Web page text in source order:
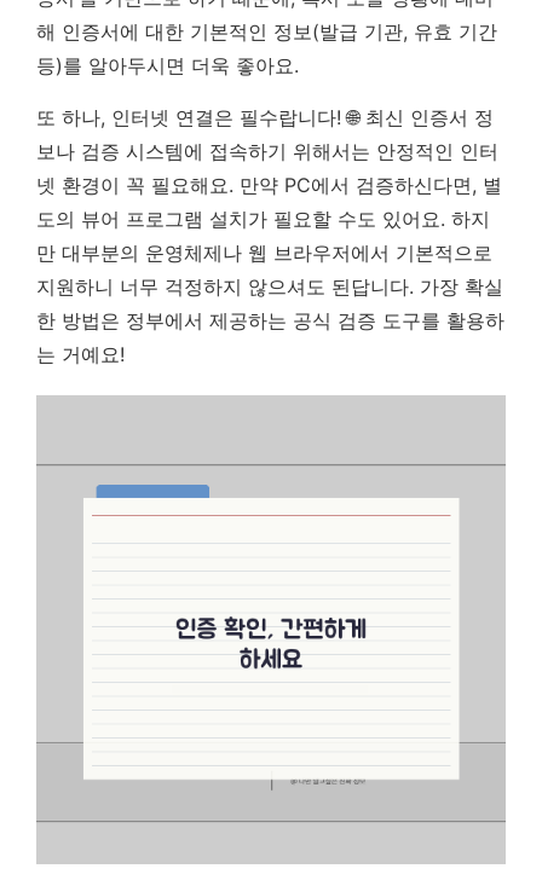
해 인증서에 대한 기본적인 정보(발급 기관, 유효 기간
등)를 알아두시면 더욱 좋아요.
또 하나, 인터넷 연결은 필수랍니다! 🌐 최신 인증서 정
보나 검증 시스템에 접속하기 위해서는 안정적인 인터
넷 환경이 꼭 필요해요. 만약 PC에서 검증하신다면, 별
도의 뷰어 프로그램 설치가 필요할 수도 있어요. 하지
만 대부분의 운영체제나 웹 브라우저에서 기본적으로
지원하니 너무 걱정하지 않으셔도 된답니다. 가장 확실
한 방법은 정부에서 제공하는 공식 검증 도구를 활용하
는 거예요!